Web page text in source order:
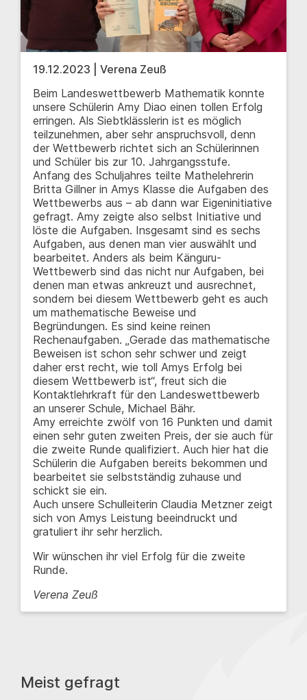
19.12.2023 | Verena Zeuß
Beim Landeswettbewerb Mathematik konnte
unsere Schülerin Amy Diao einen tollen Erfolg
erringen. Als Siebtklässlerin ist es möglich
teilzunehmen, aber sehr anspruchsvoll, denn
der Wettbewerb richtet sich an Schülerinnen
und Schüler bis zur 10. Jahrgangsstufe.
Anfang des Schuljahres teilte Mathelehrerin
Britta Gillner in Amys Klasse die Aufgaben des
Wettbewerbs aus – ab dann war Eigeninitiative
gefragt. Amy zeigte also selbst Initiative und
löste die Aufgaben. Insgesamt sind es sechs
Aufgaben, aus denen man vier auswählt und
bearbeitet. Anders als beim Känguru-
Wettbewerb sind das nicht nur Aufgaben, bei
denen man etwas ankreuzt und ausrechnet,
sondern bei diesem Wettbewerb geht es auch
um mathematische Beweise und
Begründungen. Es sind keine reinen
Rechenaufgaben. „Gerade das mathematische
Beweisen ist schon sehr schwer und zeigt
daher erst recht, wie toll Amys Erfolg bei
diesem Wettbewerb ist“, freut sich die
Kontaktlehrkraft für den Landeswettbewerb
an unserer Schule, Michael Bähr.
Amy erreichte zwölf von 16 Punkten und damit
einen sehr guten zweiten Preis, der sie auch für
die zweite Runde qualifiziert. Auch hier hat die
Schülerin die Aufgaben bereits bekommen und
bearbeitet sie selbstständig zuhause und
schickt sie ein.
Auch unsere Schulleiterin Claudia Metzner zeigt
sich von Amys Leistung beeindruckt und
gratuliert ihr sehr herzlich.
Wir wünschen ihr viel Erfolg für die zweite
Runde.
Verena Zeuß
Meist gefragt